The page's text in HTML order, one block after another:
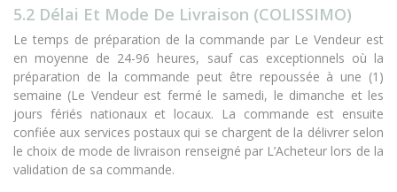
5.2 Délai Et Mode De Livraison (COLISSIMO)
Le temps de préparation de la commande par Le Vendeur est
en moyenne de 24-96 heures, sauf cas exceptionnels où la
préparation de la commande peut être repoussée à une (1)
semaine (Le Vendeur est fermé le samedi, le dimanche et les
jours fériés nationaux et locaux. La commande est ensuite
confiée aux services postaux qui se chargent de la délivrer selon
le choix de mode de livraison renseigné par L’Acheteur lors de la
validation de sa commande.